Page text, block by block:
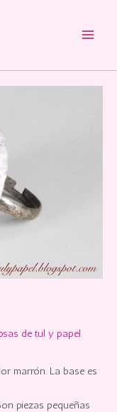
Menu
de tul y papel
marrón. La base es
piezas pequeñas